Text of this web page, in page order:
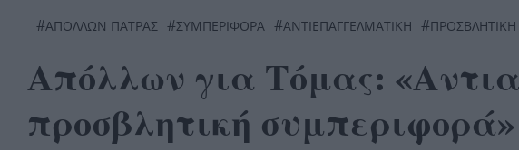
#ΑΠΌΛΛΩΝ ΠΆΤΡΑΣ #ΣΥΜΠΕΡΙΦΟΡΑ #ΑΝΤΙΕΠΑΓΓΕΛΜΑΤΙΚΉ #ΠΡΟΣΒΛΗΤΙΚΗ
Απόλλων για Τόμας:
προσβλητική συμπεριφορά»